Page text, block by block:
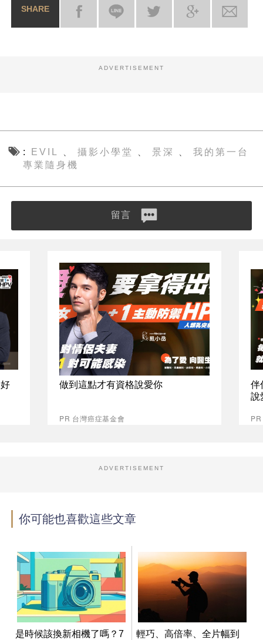
SHARE
ADVERTISEMENT
EVIL 攝影小學堂 景深
我的第一台
專業隨身機
留言
做到這點才有資格說愛你
PR 台灣癌症基金會
伴
說
ADVERTISEMENT
你可能也喜歡這些文章
是時候該換新相機了嗎？7
輕巧、高倍率、全片幅到